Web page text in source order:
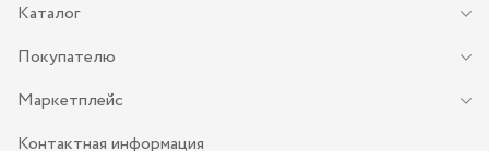
Каталог
Покупателю
Маркетплейс
Контактная информация